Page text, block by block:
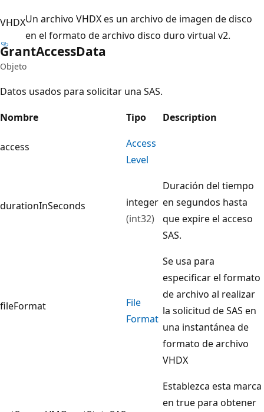
VHDXUn archivo VHDX es un archivo de imagen de disco
en el formato de archivo disco duro virtual v2.
GrantAccessData
Objeto
Datos usados para solicitar una SAS.
Nombre
Tipo Description
access
Access
Level
durationInSeconds
integer
(int32)
Duración del tiempo
en segundos hasta
que expire el acceso
SAS.
fileFormat
File
Format
Se usa para
especificar el formato
de archivo al realizar
la solicitud de SAS en
una instantánea de
formato de archivo
VHDX
Establezca esta marca
en true para obtener